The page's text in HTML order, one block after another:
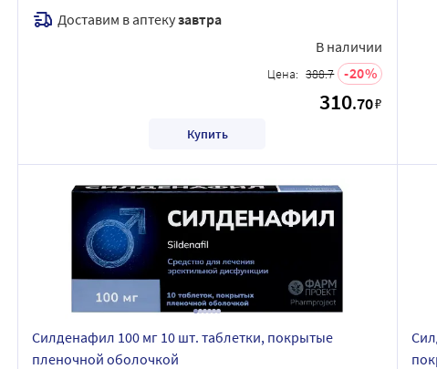
Доставим в аптекузавтра
В наличии
Цена: 388.7 20
310.70₽
Купить
Силденафил 100 мг 10 шт. таблетки, покрытые
пленочной оболочкой